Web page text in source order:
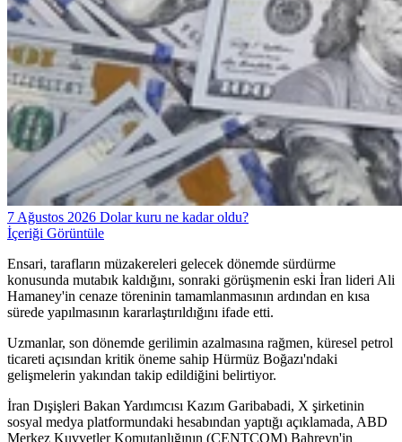
7 Ağustos 2026 Dolar kuru ne kadar oldu?
İçeriği Görüntüle
Ensari, tarafların müzakereleri gelecek dönemde sürdürme
konusunda mutabık kaldığını, sonraki görüşmenin eski İran lideri Ali
Hamaney'in cenaze töreninin tamamlanmasının ardından en kısa
sürede yapılmasının kararlaştırıldığını ifade etti.
Uzmanlar, son dönemde gerilimin azalmasına rağmen, küresel petrol
ticareti açısından kritik öneme sahip Hürmüz Boğazı'ndaki
gelişmelerin yakından takip edildiğini belirtiyor.
İran Dışişleri Bakan Yardımcısı Kazım Garibabadi, X şirketinin
sosyal medya platformundaki hesabından yaptığı açıklamada, ABD
Merkez Kuvvetler Komutanlığının (CENTCOM) Bahreyn'in